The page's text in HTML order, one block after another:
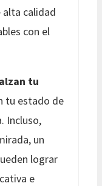
calidad
con el
tu
tu estado de
Incluso,
un
lograr
e